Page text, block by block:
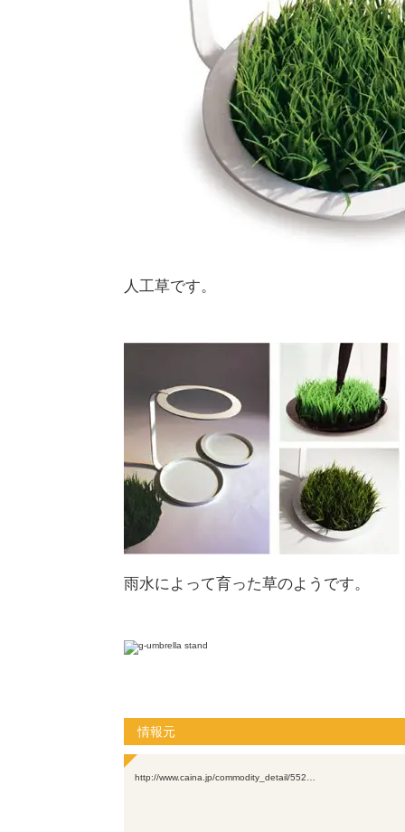
人工草です。
雨水によって育った草のようです。
情報元
http://www.caina.jp/commodity_detail/552…